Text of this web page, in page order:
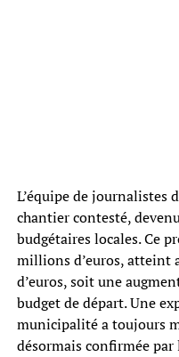
L’équipe de journalistes
chantier contesté,
budgétaires locales. Ce
millions d’euros, atteint
d’euros, soit une
budget de départ. Une
municipalité a toujours
désormais confirmée